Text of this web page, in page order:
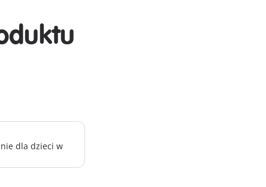
dla dzieci w